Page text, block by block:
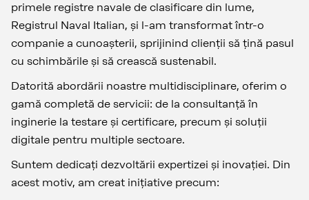
primele registre navale de clasificare din lume,
Registrul Naval Italian, și l-am transformat într-o
companie a cunoașterii, sprijinind clienții să țină pasul
cu schimbările și să crească sustenabil.
Datorită abordării noastre multidisciplinare, oferim o
gamă completă de servicii: de la consultanță în
inginerie la testare și certificare, precum și soluții
digitale pentru multiple sectoare.
Suntem dedicați dezvoltării expertizei și inovației. Din
acest motiv, am creat inițiative precum: